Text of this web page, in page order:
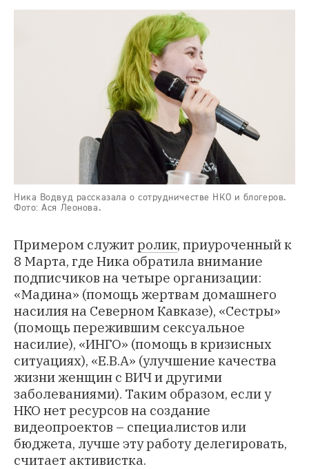
Ника Водвуд рассказала о сотрудничестве НКО и блогеров.
Фото: Ася Леонова.
Примером служит ролик, приуроченный к
8 Марта, где Ника обратила внимание
подписчиков на четыре организации:
«Мадина» (помощь жертвам домашнего
насилия на Северном Кавказе), «Сестры»
(помощь пережившим сексуальное
насилие), «ИНГО» (помощь в кризисных
ситуациях), «Е.В.А» (улучшение качества
жизни женщин с ВИЧ и другими
заболеваниями). Таким образом, если у
НКО нет ресурсов на создание
видеопроектов – специалистов или
бюджета, лучше эту работу делегировать,
считает активистка.